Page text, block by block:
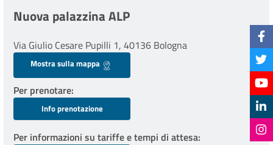
Nuova palazzina ALP
Via Giulio Cesare Pupilli 1, 40136 Bologna
Mostra sulla mappa
Per prenotare
Info prenotazione
Per informazioni su tariffe e tempi di attesa